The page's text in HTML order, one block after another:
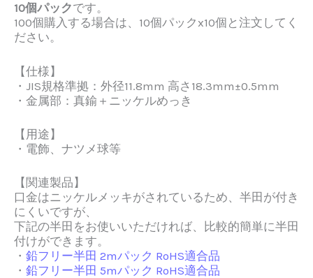
10個パックです。
100個購入する場合は、10個パックx10個 と注文してく
ださい。
【仕様】
・JIS規格準拠：外径11.8mm 高さ18.3mm±0.5mm
・金属部：真鍮＋ニッケルめっき
【用途】
・電飾、ナツメ球等
【関連製品】
口金はニッケルメッキがされているため、半田が付き
にくいですが、
下記の半田をお使いいただければ、比較的簡単に半田
付けができます。
・ 鉛フリー半田 2mパック RoHS適合品
・ 鉛フリー半田 5mパック RoHS適合品